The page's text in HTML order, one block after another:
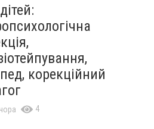
корекційний
4